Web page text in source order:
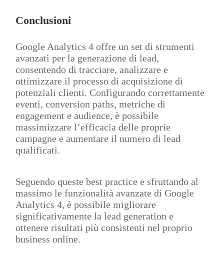
Conclusioni
Google Analytics 4 offre un set di strumenti
avanzati per la generazione di lead,
consentendo di tracciare, analizzare e
ottimizzare il processo di acquisizione di
potenziali clienti. Configurando correttamente
eventi, conversion paths, metriche di
engagement e audience, è possibile
massimizzare l’efficacia delle proprie
campagne e aumentare il numero di lead
qualificati.
Seguendo queste best practice e sfruttando al
massimo le funzionalità avanzate di Google
Analytics 4, è possibile migliorare
significativamente la lead generation e
ottenere risultati più consistenti nel proprio
business online.